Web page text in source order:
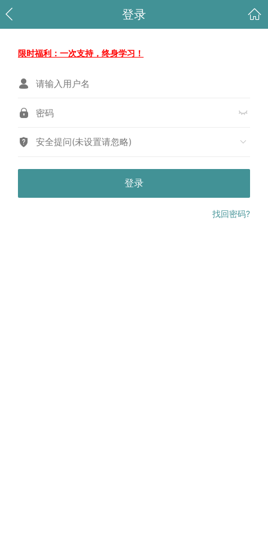
登录
限时福利：一次支持，终身学习！
安全提问(未设置请忽略)
登录
找回密码?